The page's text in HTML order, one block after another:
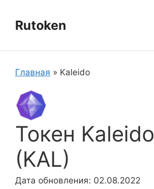
содержимому
Rutoken
Главная » Kaleido
Токен Kaleido
(KAL)
Дата обновления: 02.08.2022